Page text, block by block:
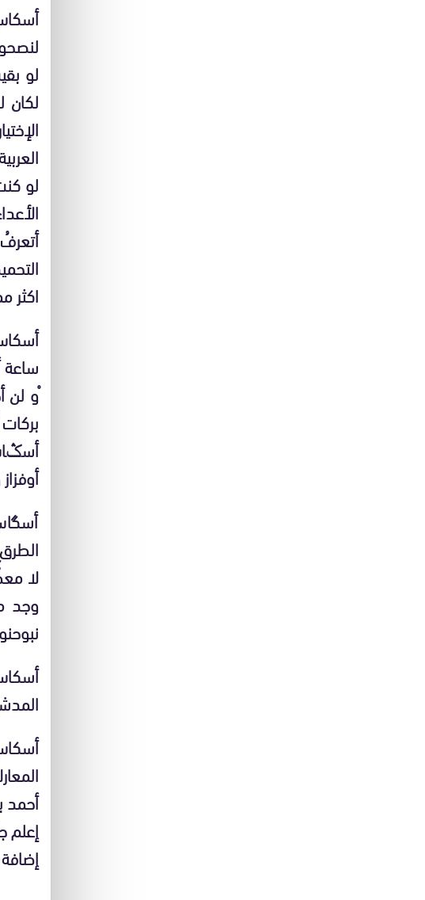
لو
لو
اكثر
ساعة
ْو لن
لا
وجد
أحمد
إعلم